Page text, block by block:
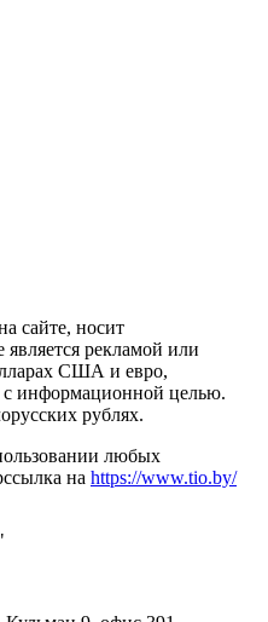
сайте, носит
рекламой или
США и евро,
с информационной целью.
рублях.
любых
на https://www.tio.by/